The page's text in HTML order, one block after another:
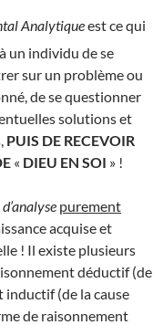
Analytiqueest ce qui
un individu de se
sur un problème ou
de se questionner
solutions et
PUIS DE RECEVOIR
« DIEU EN SOI » !
d’analyse purement
acquise et
! Il existe plusieurs
déductif (de
inductif (de la cause
de raisonnement